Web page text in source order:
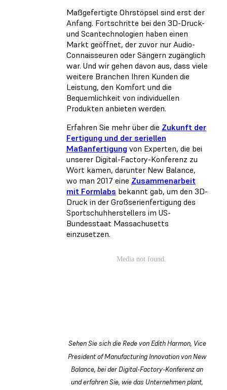
Maßgefertigte Ohrstöpsel sind erst der
Anfang. Fortschritte bei den 3D-Druck-
und Scantechnologien haben einen
Markt geöffnet, der zuvor nur Audio-
Connaisseuren oder Sängern zugänglich
war. Und wir gehen davon aus, dass viele
weitere Branchen Ihren Kunden die
Leistung, den Komfort und die
Bequemlichkeit von individuellen
Produkten anbieten werden.
Erfahren Sie mehr über die Zukunft der
Fertigung und der seriellen
Maßanfertigung von Experten, die bei
unserer Digital-Factory-Konferenz zu
Wort kamen, darunter New Balance,
wo man 2017 eine Zusammenarbeit
mit Formlabs bekannt gab, um den 3D-
Druck in der Großserienfertigung des
Sportschuhherstellers im US-
Bundesstaat Massachusetts
einzusetzen.
Sehen Sie sich die Rede von Edith Harmon, Vice
President of Manufacturing Innovation von New
Balance, bei der Digital-Factory-Konferenz an
und erfahren Sie, wie das Unternehmen plant,